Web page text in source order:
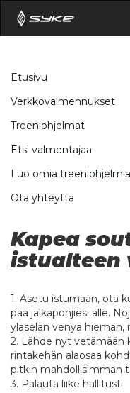
Etusivu
Verkkovalmennukset
Treeniohjelmat
Etsi valmentajaa
Luo omia treeniohjelmia
Ota yhteyttä
Kapea
istualteen
1. Asetu istumaan, ota
pää jalkapohjiesi alle.
yläselän venyä hieman,
2. Lähde nyt vetämään
rintakehän alaosaa
pitkin mahdollisimman
3. Palauta liike hallitusti.